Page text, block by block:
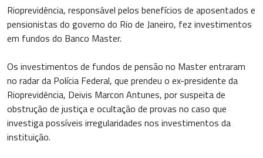
Rioprevidência, responsável pelos benefícios de aposentados e
pensionistas do governo do Rio de Janeiro, fez investimentos
em fundos do Banco Master.
Os investimentos de fundos de pensão no Master entraram
no radar da Polícia Federal, que prendeu o ex-presidente da
Rioprevidência, Deivis Marcon Antunes, por suspeita de
obstrução de justiça e ocultação de provas no caso que
investiga possíveis irregularidades nos investimentos da
instituição.